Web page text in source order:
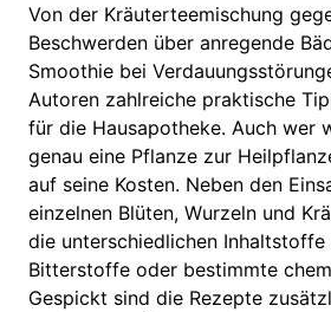
Von der Kräuterteemischung
Beschwerden über anregende
Smoothie bei
Autoren zahlreiche praktische
für die Hausapotheke. Auch wer
genau eine Pflanze zur
auf seine Kosten. Neben den
einzelnen Blüten, Wurzeln und
die unterschiedlichen Inhaltstoffe
Bitterstoffe oder bestimmte
Gespickt sind die Rezepte